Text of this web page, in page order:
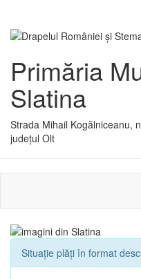
Primăria
Slatina
Strada Mihail Kogălniceanu,
județul Olt
Situație plăți în format